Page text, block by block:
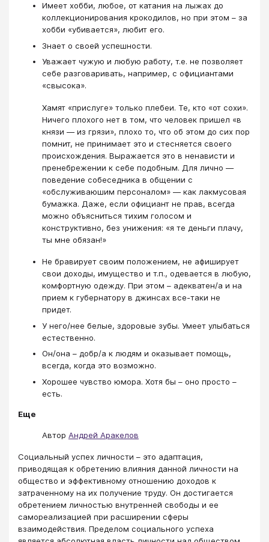
Имеет хобби, любое, от катания на лыжах до
коллекционирования крокодилов, но при этом – за
хобби «убивается», любит его.
Знает о своей успешности.
Уважает чужую и любую работу, т.е. не позволяет
себе разговаривать, например, с официантами
«свысока».
Хамят «прислуге» только плебеи. Те, кто «от сохи».
Ничего плохого нет в том, что человек пришел «в
князи — из грязи», плохо то, что об этом до сих пор
помнит, не принимает это и стесняется своего
происхождения. Выражается это в ненависти и
пренебрежении к себе подобным. Для лично —
поведение собеседника в общении с
«обслуживаюшим персоналом» — как лакмусовая
бумажка. Даже, если официант не прав, всегда
можно объясниться тихим голосом и
конструктивно, без унижения: «я те деньги плачу,
ты мне обязан!»
Не бравирует своим положением, не афиширует
свои доходы, имущество и т.п., одевается в любую,
комфортную одежду. При этом – адекватен/а и на
прием к губернатору в джинсах все-таки не
придет.
У него/нее белые, здоровые зубы. Умеет улыбаться
естественно.
Он/она – добр/а к людям и оказывает помощь,
всегда, когда это возможно.
Хорошее чувство юмора. Хотя бы – оно просто –
есть.
Еще
Автор Андрей Аракелов
Социальный успех личности – это адаптация,
приводящая к обретению влияния данной личности на
общество и эффективному отношению доходов к
затраченному на их получение труду. Он достигается
обретением личностью внутренней свободы и ее
самореализацией при расширении сферы
взаимодействия. Пределом социального успеха